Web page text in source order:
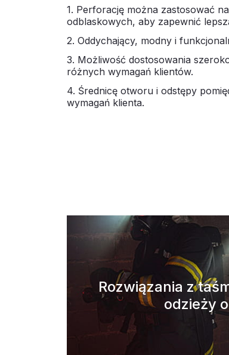
1. Perforację można zastosować
odblaskowych, aby zapewnić
2. Oddychający, modny i
3. Możliwość dostosowania
różnych wymagań klientów.
4. Średnicę otworu i odstępy
wymagań klienta.
Rozwiązania z
odzieży